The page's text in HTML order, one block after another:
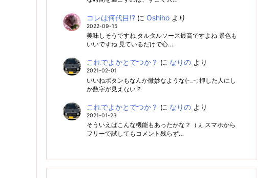
コレは何代目!?に Oshihoより
2022-09-15
美味しそうですね タルタルソース最高ですよね 景色も
いいですね 見ているだけで心…
これでよかとでつか？ に なりのより
2021-02-01
いいねボタンもなんか微妙なような(-_-; 押した人にし
か数字が見えない？
これでよかとでつか？ に なりのより
2021-01-23
そういえばこんな機能もあったかな？（ぇ スマホから
フリーで試してもコメント残らず…